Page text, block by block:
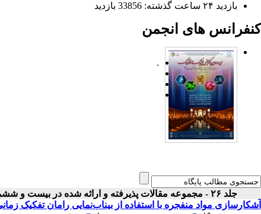
بازدید ۲۴ ساعت گذشته: 33856 بازدید
کنفرانس های انجمن
.
جلد ۲۶ - مجموعه مقالات پذیرفته و ارائه شده در بیست و ششمین کنفرانس اپتیک و فوتونیک ایران
آشکارسازی مواد منفجره با استفاده از بیناب‌نمایی رامان تفکیک